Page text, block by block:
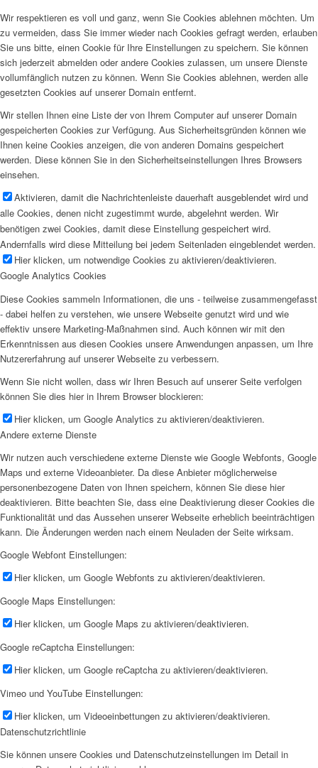
Wir respektieren es voll und ganz, wenn Sie Cookies ablehnen möchten. Um
zu vermeiden, dass Sie immer wieder nach Cookies gefragt werden, erlauben
Sie uns bitte, einen Cookie für Ihre Einstellungen zu speichern. Sie können
sich jederzeit abmelden oder andere Cookies zulassen, um unsere Dienste
vollumfänglich nutzen zu können. Wenn Sie Cookies ablehnen, werden alle
gesetzten Cookies auf unserer Domain entfernt.
Wir stellen Ihnen eine Liste der von Ihrem Computer auf unserer Domain
gespeicherten Cookies zur Verfügung. Aus Sicherheitsgründen können wie
Ihnen keine Cookies anzeigen, die von anderen Domains gespeichert
werden. Diese können Sie in den Sicherheitseinstellungen Ihres Browsers
einsehen.
Aktivieren, damit die Nachrichtenleiste dauerhaft ausgeblendet wird und
alle Cookies, denen nicht zugestimmt wurde, abgelehnt werden. Wir
benötigen zwei Cookies, damit diese Einstellung gespeichert wird.
Andernfalls wird diese Mitteilung bei jedem Seitenladen eingeblendet werden.
Hier klicken, um notwendige Cookies zu aktivieren/deaktivieren.
Google Analytics Cookies
Diese Cookies sammeln Informationen, die uns - teilweise zusammengefasst
- dabei helfen zu verstehen, wie unsere Webseite genutzt wird und wie
effektiv unsere Marketing-Maßnahmen sind. Auch können wir mit den
Erkenntnissen aus diesen Cookies unsere Anwendungen anpassen, um Ihre
Nutzererfahrung auf unserer Webseite zu verbessern.
Wenn Sie nicht wollen, dass wir Ihren Besuch auf unserer Seite verfolgen
können Sie dies hier in Ihrem Browser blockieren:
Hier klicken, um Google Analytics zu aktivieren/deaktivieren.
Andere externe Dienste
Wir nutzen auch verschiedene externe Dienste wie Google Webfonts, Google
Maps und externe Videoanbieter. Da diese Anbieter möglicherweise
personenbezogene Daten von Ihnen speichern, können Sie diese hier
deaktivieren. Bitte beachten Sie, dass eine Deaktivierung dieser Cookies die
Funktionalität und das Aussehen unserer Webseite erheblich beeinträchtigen
kann. Die Änderungen werden nach einem Neuladen der Seite wirksam.
Google Webfont Einstellungen:
Hier klicken, um Google Webfonts zu aktivieren/deaktivieren.
Google Maps Einstellungen:
Hier klicken, um Google Maps zu aktivieren/deaktivieren.
Google reCaptcha Einstellungen:
Hier klicken, um Google reCaptcha zu aktivieren/deaktivieren.
Vimeo und YouTube Einstellungen:
Hier klicken, um Videoeinbettungen zu aktivieren/deaktivieren.
Datenschutzrichtlinie
Sie können unsere Cookies und Datenschutzeinstellungen im Detail in